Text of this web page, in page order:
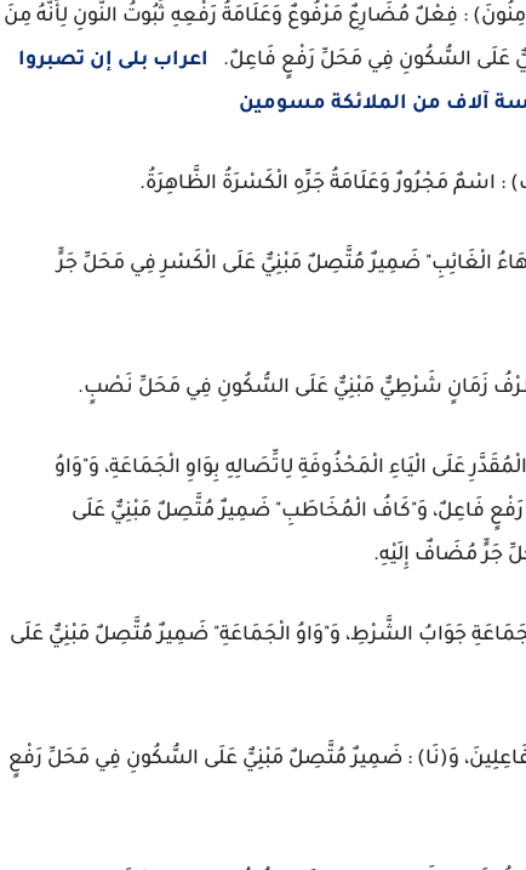
: فِعْلٌ مُضَارِعٌ مَرْفُوعٌ وَعَلَامَةُ رَفْعِهِ ثُبُوتُ النُّونِ لِأَنَّهُ مِنَ
عَلَى السُّكُونِ فِي مَحَلِّ رَفْعٍ فَاعِلٌ.
اعراب بلى إن تصبروا
آلاف من الملائكة مسومين
: اسْمٌ مَجْرُورٌ وَعَلَامَةُ جَرِّهِ الْكَسْرَةُ الظَّاهِرَةُ.
الْغَائِبِ" ضَمِيرٌ مُتَّصِلٌ مَبْنِيٌّ عَلَى الْكَسْرِ فِي مَحَلِّ جَرٍّ
: ظَرْفُ زَمَانٍ شَرْطِيٌّ مَبْنِيٌّ عَلَى السُّكُونِ فِي مَحَلِّ نَصْبٍ.
عَلَى الْيَاءِ الْمَحْذُوفَةِ لِاتِّصَالِهِ بِوَاوِ الْجَمَاعَةِ، وَ"وَاوُ
فَاعِلٌ، وَ"كَافُ الْمُخَاطَبِ" ضَمِيرٌ مُتَّصِلٌ مَبْنِيٌّ عَلَى
جَرٍّ مُضَافٌ إِلَيْهِ.
جَوَابُ الشَّرْطِ، وَ"وَاوُ الْجَمَاعَةِ" ضَمِيرٌ مُتَّصِلٌ مَبْنِيٌّ عَلَى
وَ(نَا) : ضَمِيرٌ مُتَّصِلٌ مَبْنِيٌّ عَلَى السُّكُونِ فِي مَحَلِّ رَفْعٍ